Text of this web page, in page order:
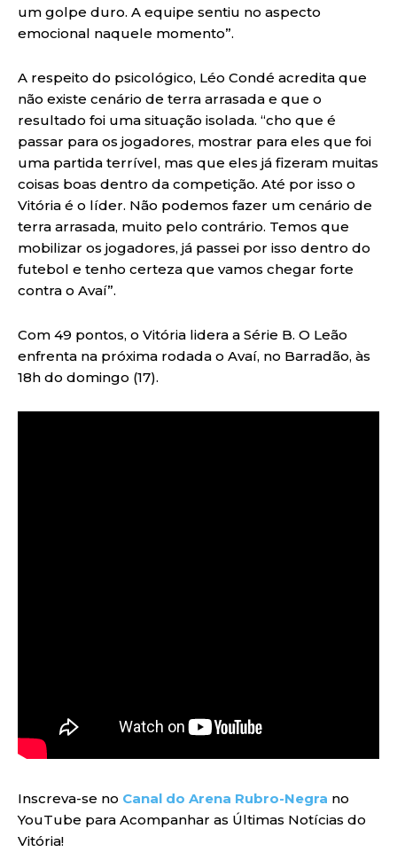
um golpe duro. A equipe sentiu no aspecto
emocional naquele momento”.
A respeito do psicológico, Léo Condé acredita que
não existe cenário de terra arrasada e que o
resultado foi uma situação isolada. “cho que é
passar para os jogadores, mostrar para eles que foi
uma partida terrível, mas que eles já fizeram muitas
coisas boas dentro da competição. Até por isso o
Vitória é o líder. Não podemos fazer um cenário de
terra arrasada, muito pelo contrário. Temos que
mobilizar os jogadores, já passei por isso dentro do
futebol e tenho certeza que vamos chegar forte
contra o Avaí”.
Com 49 pontos, o Vitória lidera a Série B. O Leão
enfrenta na próxima rodada o Avaí, no Barradão, às
18h do domingo (17).
Inscreva-se no Canal do Arena Rubro-Negra no
YouTube para Acompanhar as Últimas Notícias do
Vitória!